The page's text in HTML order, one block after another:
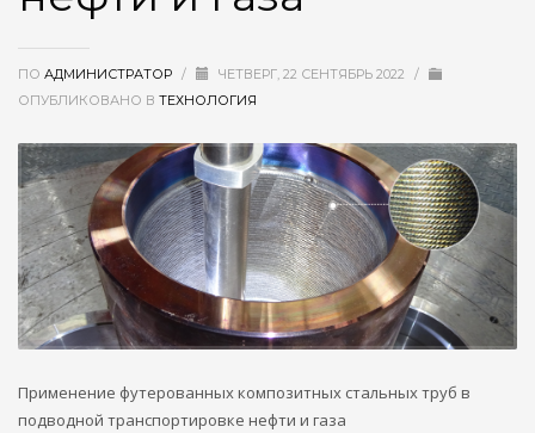
ПО АДМИНИСТРАТОР / ЧЕТВЕРГ, 22 СЕНТЯБРЬ 2022
/
ОПУБЛИКОВАНО В ТЕХНОЛОГИЯ
Применение футерованных композитных стальных труб в
подводной транспортировке нефти и газа